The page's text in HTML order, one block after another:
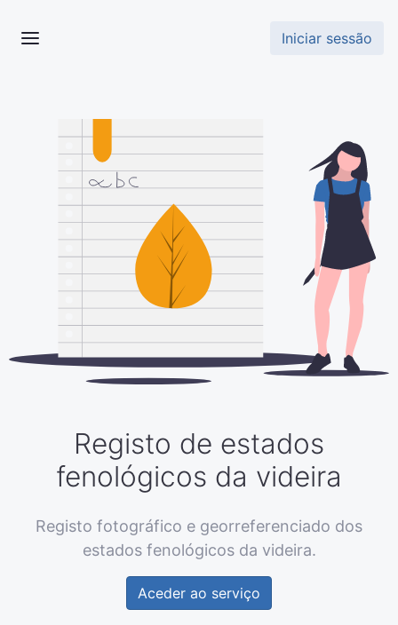
Iniciar sessão
Registo de estados
fenológicos da videira
Registo fotográfico e georreferenciado dos
estados fenológicos da videira.
Aceder ao serviço